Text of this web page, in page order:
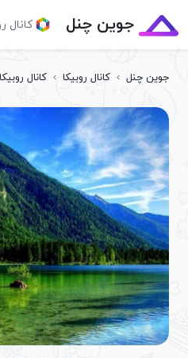
جوین چنل کانال
جوین چنل › کانال روبیکا › کانال